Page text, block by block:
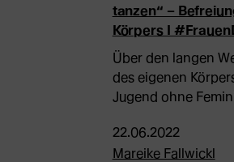
tanzen“ –
Körpers I
Über den langen
des eigenen
Jugend ohne
22.06.2022
Mareike Fallwickl